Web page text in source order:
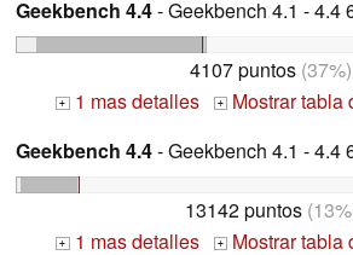
Geekbench 4.4- Geekbench 4.1 - 4.4
4107 puntos (37%)
+ 1 mas detalles +
Mostrar tabla
Geekbench 4.4- Geekbench 4.1 - 4.4
13142 puntos
+ 1 mas detalles +
Mostrar tabla